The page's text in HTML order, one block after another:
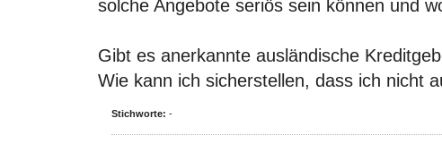
solche Angebote seriös sein können und
Gibt es anerkannte ausländische
Wie kann ich sicherstellen, dass ich nicht
Stichworte: -